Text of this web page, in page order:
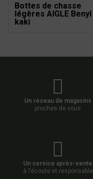
Bottes de chasse
légères AIGLE Benyl
kaki
Un réseau de magasins
proches de vous
Un service après-vente
à l’écoute et responsable